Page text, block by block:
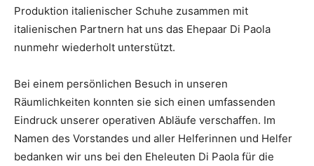
Produktion italienischer Schuhe zusammen mit
italienischen Partnern hat uns das Ehepaar Di Paola
nunmehr wiederholt unterstützt.
Bei einem persönlichen Besuch in unseren
Räumlichkeiten konnten sie sich einen umfassenden
Eindruck unserer operativen Abläufe verschaffen. Im
Namen des Vorstandes und aller Helferinnen und Helfer
bedanken wir uns bei den Eheleuten Di Paola für die